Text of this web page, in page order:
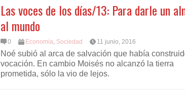
Las voces de los días/13: Para darle un
al mundo
0 Economía, Sociedad 11 junio, 2016
Noé subió al arca de salvación que había
vocación. En cambio Moisés no alcanzó la tierra
prometida, sólo la vio de lejos.